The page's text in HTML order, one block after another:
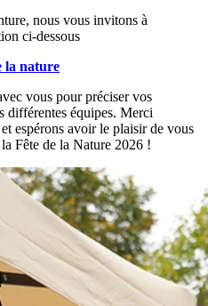
nous vous invitons à
ci-dessous
la nature
vous pour préciser vos
différentes équipes. Merci
espérons avoir le plaisir de vous
Fête de la Nature 2026 !